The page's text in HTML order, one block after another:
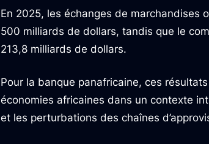
En 2025, les échanges de marchandises
500 milliards de dollars, tandis que le
213,8 milliards de dollars.
Pour la banque panafricaine, ces
économies africaines dans un contexte
et les perturbations des chaînes